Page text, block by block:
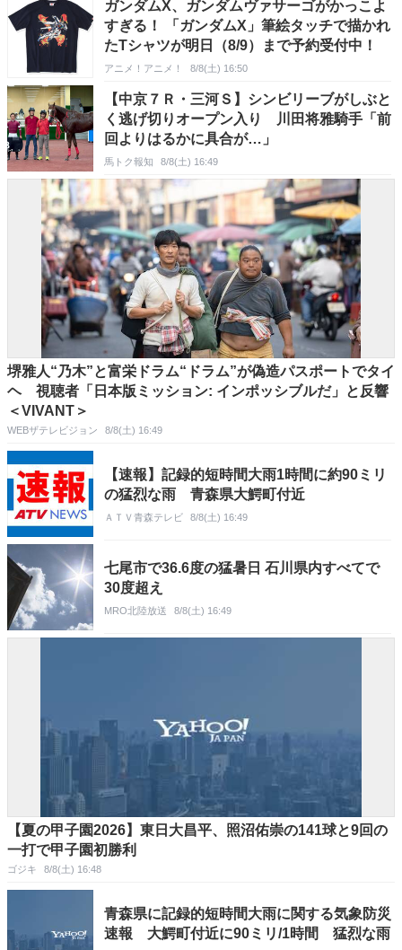
ガンダムX、ガンダムヴァサーゴがかっこよ
すぎる！ 「ガンダムX」筆絵タッチで描かれ
たTシャツが明日（8/9）まで予約受付中！
アニメ！アニメ！ 8/8(土) 16:50
【中京７Ｒ・三河Ｓ】シンビリーブがしぶと
く逃げ切りオープン入り 川田将雅騎手「前
回よりはるかに具合が…」
馬トク報知 8/8(土) 16:49
堺雅人“乃木”と富栄ドラム“ドラム”が偽造パスポートでタイ
ヘ 視聴者「日本版ミッション: インポッシブルだ」と反響
＜VIVANT＞
WEBザテレビジョン 8/8(土) 16:49
【速報】記録的短時間大雨1時間に約90ミリ
の猛烈な雨 青森県大鰐町付近
ＡＴＶ青森テレビ 8/8(土) 16:49
七尾市で36.6度の猛暑日 石川県内すべてで
30度超え
MRO北陸放送 8/8(土) 16:49
【夏の甲子園2026】東日大昌平、照沼佑崇の141球と9回の
一打で甲子園初勝利
ゴジキ 8/8(土) 16:48
青森県に記録的短時間大雨に関する気象防災
速報 大鰐町付近に90ミリ/1時間 猛烈な雨